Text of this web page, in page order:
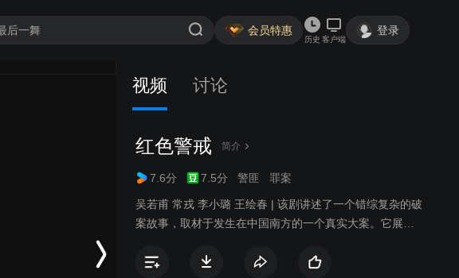
会员特惠
历史 客户端
登录
视频 讨论
红色警戒 简介
7.6分 7.5分 警匪 罪案
吴若甫 常戎 李小璐 王绘春 | 该剧讲述了一个错综复杂的破
案故事，取材于发生在中国南方的一个真实大案。它展现
打入犯罪团伙内部长期卧底，在经历了家族之争、黑道火